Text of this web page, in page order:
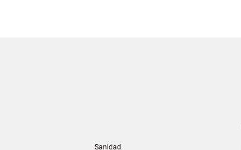
Sanidad